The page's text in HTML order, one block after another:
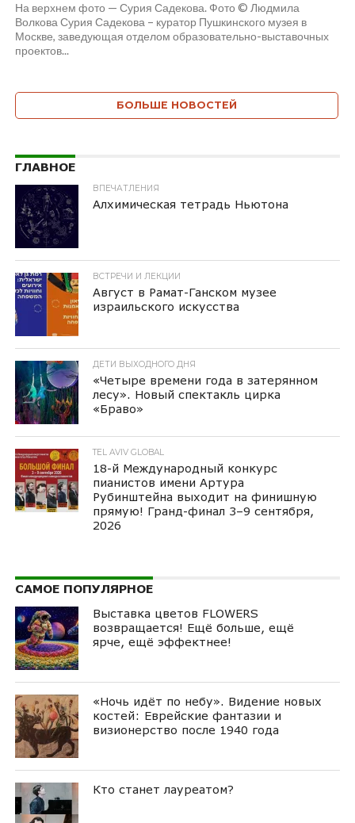
На верхнем фото — Сурия Садекова. Фото © Людмила
Волкова Сурия Садекова – куратор Пушкинского музея в
Москве, заведующая отделом образовательно-выставочных
проектов...
БОЛЬШЕ НОВОСТЕЙ
ГЛАВНОЕ
ВПЕЧАТЛЕНИЯ
Алхимическая тетрадь Ньютона
ВСТРЕЧИ И ЛЕКЦИИ
Август в Рамат-Ганском музее
израильского искусства
ДЕТИ ВЫХОДНОГО ДНЯ
«Четыре времени года в затерянном
лесу». Новый спектакль цирка
«Браво»
TEL AVIV GLOBAL
18-й Международный конкурс
пианистов имени Артура
Рубинштейна выходит на финишную
прямую! Гранд-финал 3–9 сентября,
2026
САМОЕ ПОПУЛЯРНОЕ
Выставка цветов FLOWERS
возвращается! Ещё больше, ещё
ярче, ещё эффектнее!
«Ночь идёт по небу». Видение новых
костей: Еврейские фантазии и
визионерство после 1940 года
Кто станет лауреатом?